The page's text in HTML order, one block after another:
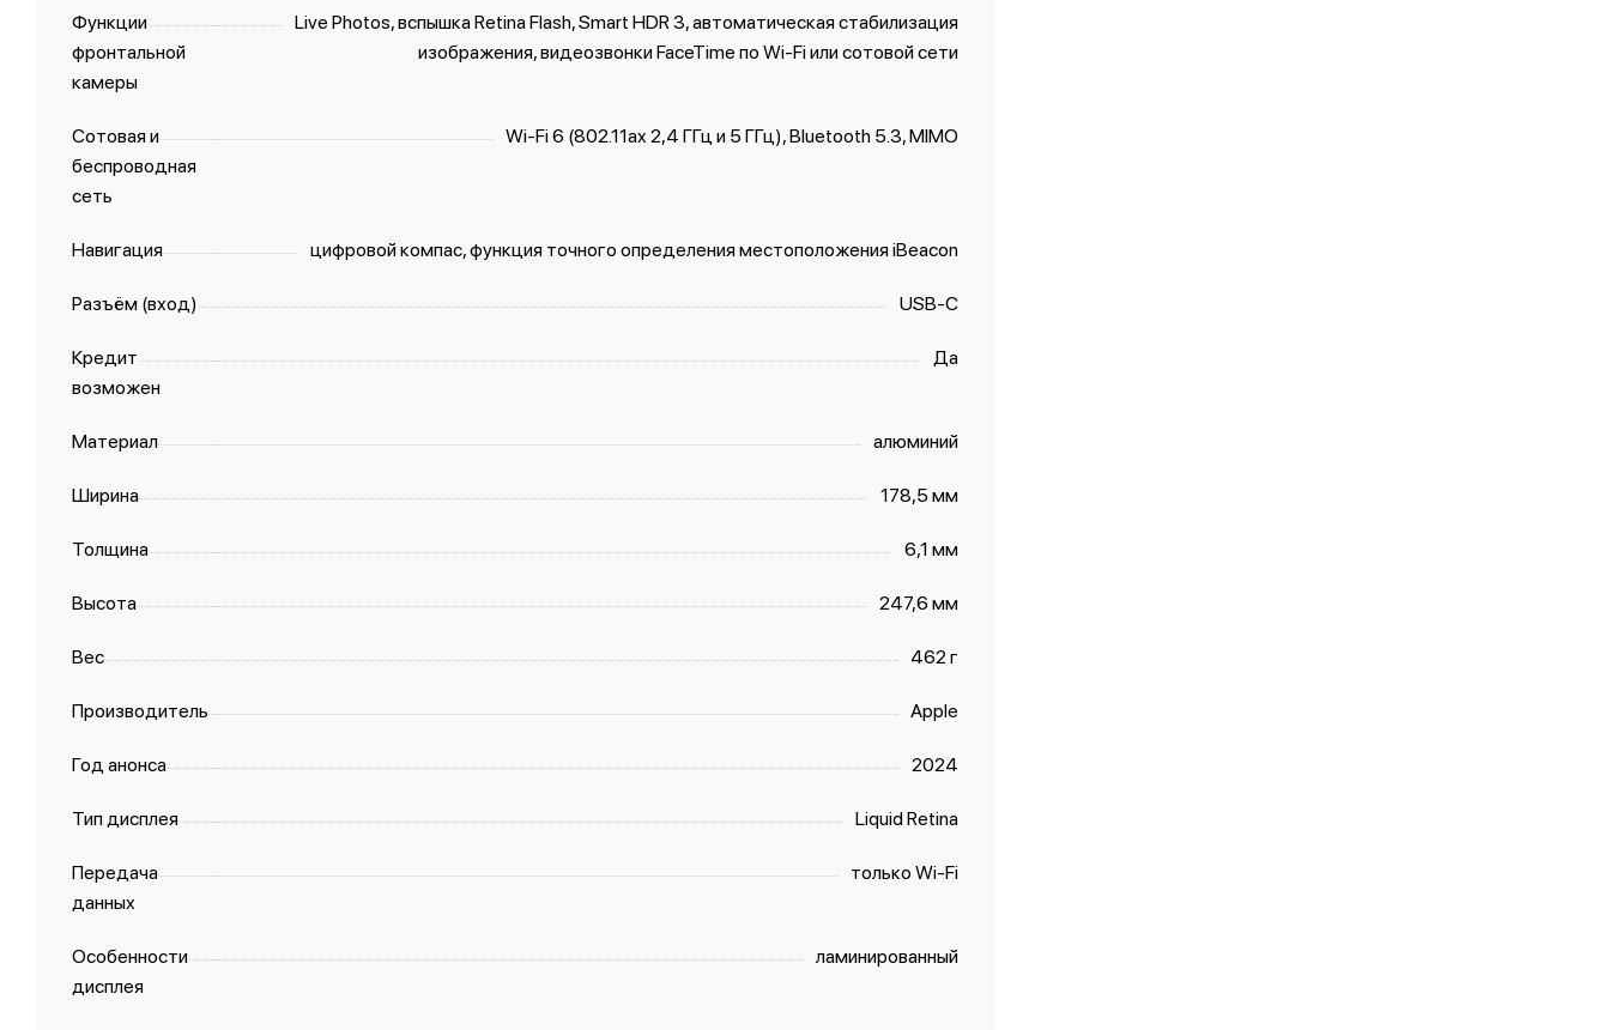
Функции
фронтальной
камеры
Live Photos, вспышка Retina Flash, Smart HDR 3, автоматическая стабилизация
изображения, видеозвонки FaceTime по Wi‑Fi или сотовой сети
Сотовая и
беспроводная
сеть
Wi-Fi 6 (802.11ax 2,4 ГГц и 5 ГГц), Bluetooth 5.3, MIMO
Навигация цифровой компас, функция точного определения местоположения iBeacon
Разъём (вход) USB‑C
Кредит
возможен
Да
Материал алюминий
Ширина 178,5 мм
Толщина 6,1 мм
Высота 247,6 мм
Вес 462 г
Производитель Apple
Год анонса 2024
Тип дисплея Liquid Retina
Передача
данных
только Wi-Fi
Особенности
дисплея
ламинированный